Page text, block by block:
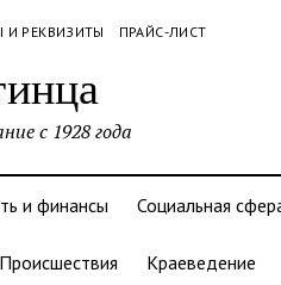
И РЕКВИЗИТЫ ПРАЙС-ЛИСТ
с 1928 года
и финансы Социальная
Происшествия Краеведение